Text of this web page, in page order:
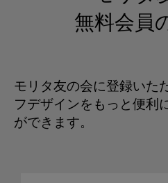
無料会員
モリタ友の会に登録いた
フデザインをもっと便利
ができます。